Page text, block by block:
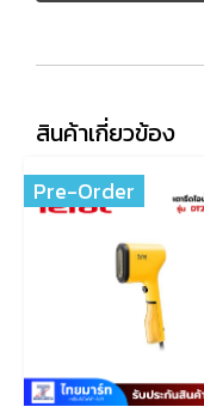
สินค้าเกี่ยวข้อง
Pre-Order